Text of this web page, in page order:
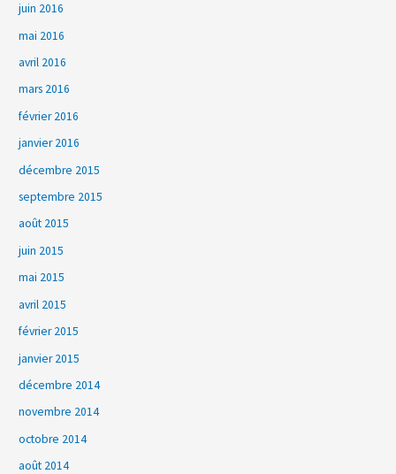
juin 2016
mai 2016
avril 2016
mars 2016
février 2016
janvier 2016
décembre 2015
septembre 2015
août 2015
juin 2015
mai 2015
avril 2015
février 2015
janvier 2015
décembre 2014
novembre 2014
octobre 2014
août 2014